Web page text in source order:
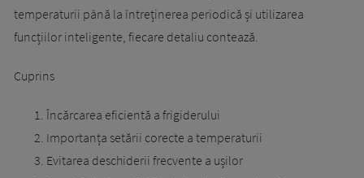
temperaturii până la întreținerea periodică și utilizarea
funcțiilor inteligente, fiecare detaliu contează.
Cuprins
Încărcarea eficientă a frigiderului
Importanța setării corecte a temperaturii
Evitarea deschiderii frecvente a ușilor